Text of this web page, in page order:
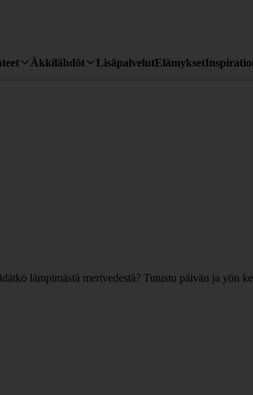
Äkkilähdöt LisäpalvelutElämykset
lämpimästä merivedestä? Tutustu päivän ja yön